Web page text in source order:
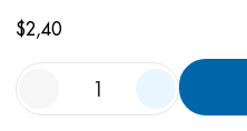
$2,40
2.
3. eucerin
cerave